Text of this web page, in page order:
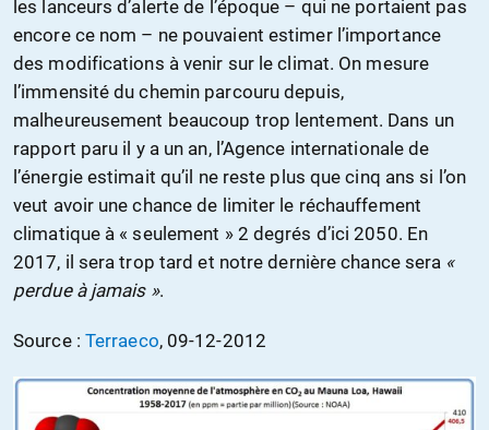
les lanceurs d’alerte de l’époque – qui ne portaient pas
encore ce nom – ne pouvaient estimer l’importance
des modifications à venir sur le climat. On mesure
l’immensité du chemin parcouru depuis,
malheureusement beaucoup trop lentement. Dans un
rapport paru il y a un an, l’Agence internationale de
l’énergie estimait qu’il ne reste plus que cinq ans si l’on
veut avoir une chance de limiter le réchauffement
climatique à « seulement » 2 degrés d’ici 2050. En
2017, il sera trop tard et notre dernière chance sera «
perdue à jamais ».
Source : Terraeco, 09-12-2012